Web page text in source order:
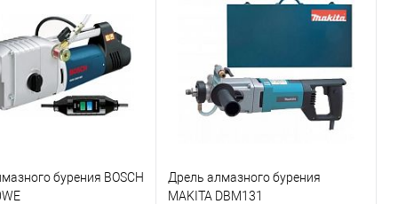
В наличии
В корзину
В избранное
В наличии
бурения BOSCH
Дрель алмазного бурения
MAKITA DBM131